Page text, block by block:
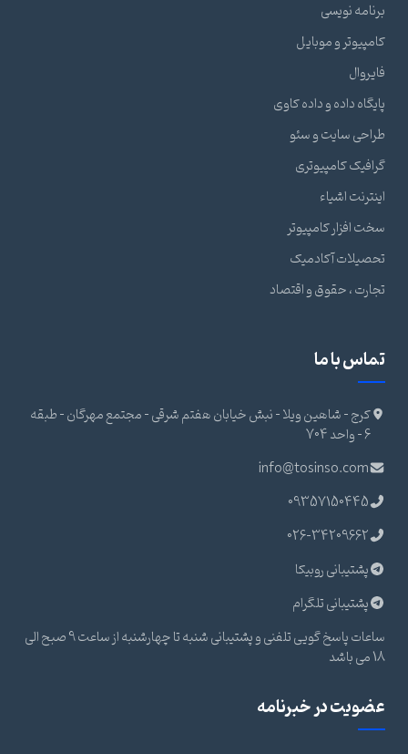
برنامه نویسی
کامپیوتر و موبایل
فایروال
پایگاه داده و داده کاوی
طراحی سایت و سئو
گرافیک کامپیوتری
اینترنت اشیاء
سخت افزار کامپیوتر
تحصیلات آکادمیک
تجارت ، حقوق و اقتصاد
تماس با ما
کرج - شاهین ویلا - نبش خیابان هفتم شرقی - مجتمع مهرگان - طبقه
6 - واحد 704
info@tosinso.com
09357150445
026-34209662
پشتیبانی روبیکا
پشتیبانی تلگرام
ساعات پاسخ گویی تلفنی و پشتیبانی شنبه تا چهارشنبه از ساعت 9 صبح الی
18 می باشد
عضویت در خبرنامه